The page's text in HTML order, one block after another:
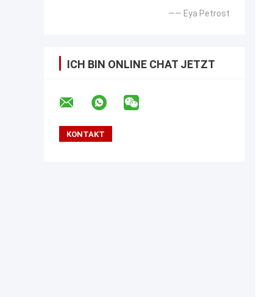
—— Eya Petrost
ICH BIN ONLINE CHAT JETZT